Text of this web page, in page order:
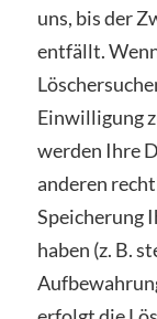
uns, bis der
entfällt.
Einwilligung
werden Ihre
anderen
Speicherung
haben (z. B.